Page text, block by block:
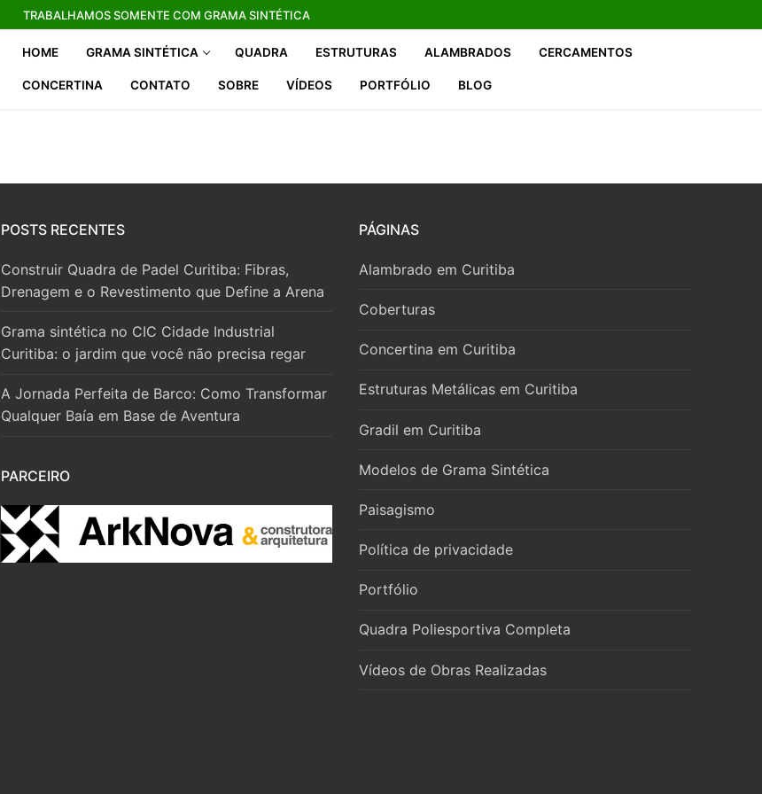
TRABALHAMOS SOMENTE COM GRAMA SINTÉTICA
HOME GRAMA SINTÉTICA QUADRA ESTRUTURAS ALAMBRADOS CERCAMENTOS
CONCERTINA CONTATO SOBRE VÍDEOS PORTFÓLIO BLOG
POSTS RECENTES
Construir Quadra de Padel Curitiba: Fibras,
Drenagem e o Revestimento que Define a Arena
Grama sintética no CIC Cidade Industrial
Curitiba: o jardim que você não precisa regar
A Jornada Perfeita de Barco: Como Transformar
Qualquer Baía em Base de Aventura
PARCEIRO
PÁGINAS
Alambrado em Curitiba
Coberturas
Concertina em Curitiba
Estruturas Metálicas em Curitiba
Gradil em Curitiba
Modelos de Grama Sintética
Paisagismo
Política de privacidade
Portfólio
Quadra Poliesportiva Completa
Vídeos de Obras Realizadas